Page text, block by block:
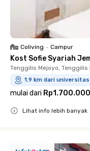
Coliving • Campur
Kost Sofie Syariah
Tenggilis Mejoyo, Tenggilis
1.9 km dari
mulai dari Rp1.700.000
Lihat info lebih banyak